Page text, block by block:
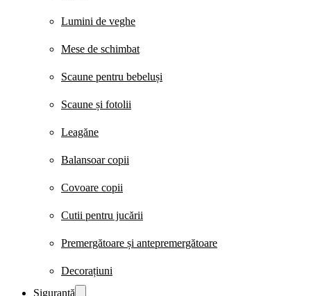
Lumini de veghe
Mese de schimbat
Scaune pentru bebeluși
Scaune și fotolii
Leagăne
Balansoar copii
Covoare copii
Cutii pentru jucării
Premergătoare și antepremergătoare
Decorațiuni
Siguranță